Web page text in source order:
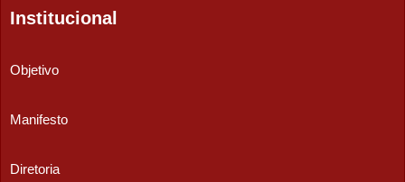
Institucional
Objetivo
Manifesto
Diretoria